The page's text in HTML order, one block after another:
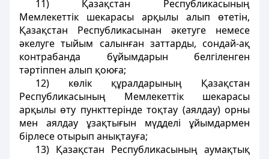
11) Қазақстан Республикасының
Мемлекеттiк шекарасы арқылы алып өтетiн,
Қазақстан Республикасынан әкетуге немесе
әкелуге тыйым салынған заттарды, сондай-ақ
контрабанда бұйымдарын белгiленген
тәртiппен алып қоюға;
12) көлiк құралдарының Қазақстан
Республикасының Мемлекеттiк шекарасы
арқылы өту пункттерiнде тоқтау (аялдау) орны
мен аялдау ұзақтығын мүдделi ұйымдармен
бiрлесе отырып анықтауға;
13) Қазақстан Республикасының аумақтық